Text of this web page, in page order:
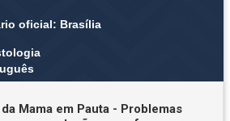
oficial: Brasília
Mama em Pauta - Problemas